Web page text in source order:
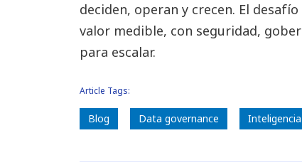
deciden, operan y crecen. El
valor medible, con seguridad,
para escalar.
Article Tags:
Blog Data governance